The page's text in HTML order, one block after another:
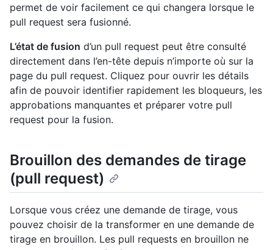
permet de voir facilement ce qui changera lorsque le
pull request sera fusionné.
L’état de fusion d’un pull request peut être consulté
directement dans l’en-tête depuis n’importe où sur la
page du pull request. Cliquez pour ouvrir les détails
afin de pouvoir identifier rapidement les bloqueurs, les
approbations manquantes et préparer votre pull
request pour la fusion.
Brouillon des demandes de tirage
(pull request)
Lorsque vous créez une demande de tirage, vous
pouvez choisir de la transformer en une demande de
tirage en brouillon. Les pull requests en brouillon ne